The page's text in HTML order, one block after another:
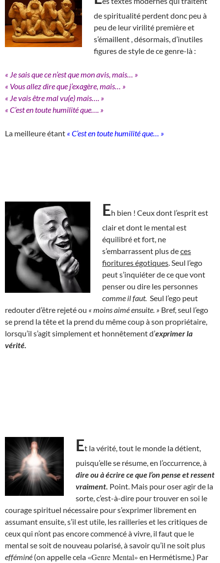
de spiritualité perdent donc peu à
peu de leur virilité première et
s’émaillent , désormais, d’inutiles
figures de style de ce genre-là :
« Je sais que ce n’est que mon avis, mais… »
« Vous allez dire que j’exagère, mais… »
« Je vais être mal vu(e) mais…. »
« C’est en toute humilité que…. »
La meilleure étant « C’est en toute humilité que… »
Eh bien ! Ceux dont l’esprit est
clair et dont le mental est
équilibré et fort, ne
s’embarrassent plus deces
fioritures égotiques . Seul l’ego
peut s’inquiéter de ce que vont
penser ou dire les personnes
comme il faut. Seul l’ego peut
redouter d’être rejeté ou « moins aimé ensuite. » Bref, seul l’ego
se prend la tête et la prend du même coup à son propriétaire,
lorsqu’il s’agit simplement et honnêtement d’exprimer la
vérité.
Et la vérité, tout le monde la détient,
puisqu’elle se résume, en l’occurrence, à
dire ou à écrire ce que l’on pense et ressent
vraiment. Point. Mais pour oser agir de la
sorte, c’est-à-dire pour trouver en soi le
courage spirituel nécessaire pour s’exprimer librement en
assumant ensuite, s’il est utile, les railleries et les critiques de
ceux qui n’ont pas encore commencé à vivre, il faut que le
mental se soit de nouveau polarisé, à savoir qu’il ne soit plus
efféminé (on appelle cela «Genre Mental» en Hermétisme.) Par